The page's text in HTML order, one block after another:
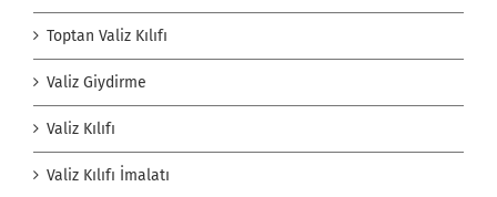
Toptan Valiz Kılıfı
Valiz Giydirme
Valiz Kılıfı
Valiz Kılıfı İmalatı